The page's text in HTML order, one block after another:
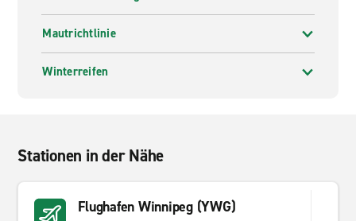
Mautrichtlinie
Winterreifen
Stationen in der Nähe
Flughafen Winnipeg (YWG)